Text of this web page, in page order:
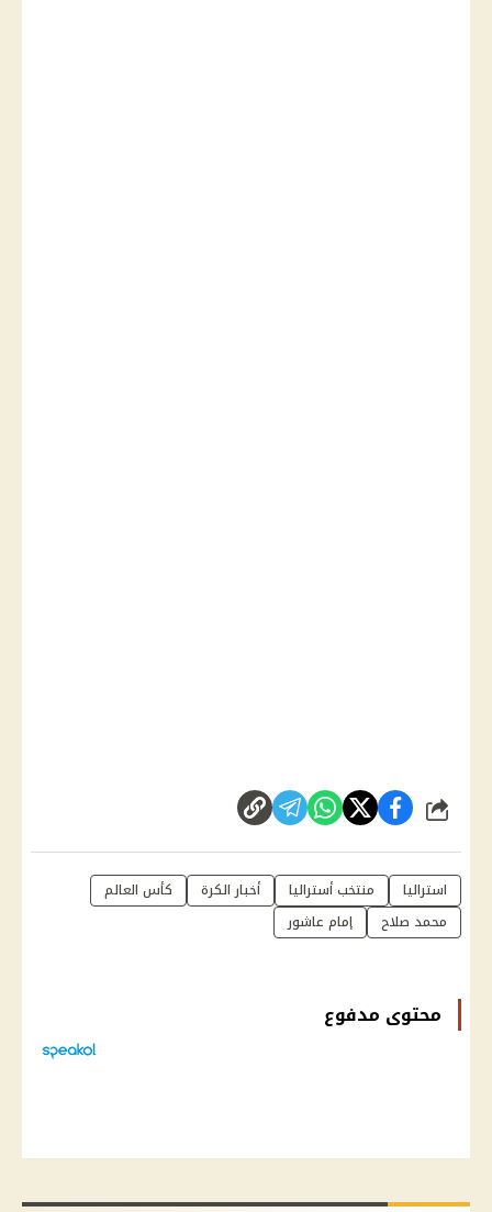
شارك
استراليا منتخب أستراليا أخبار الكرة
كأس العالم
محمد صلاح
إمام عاشور
محتوى مدفوع